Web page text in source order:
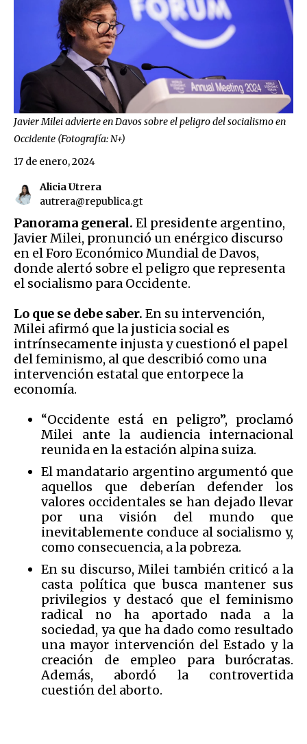
Javier Milei advierte en Davos sobre el peligro del socialismo en
Occidente (Fotografía: N+)
Alicia Utrera
autrera@republica.gt
17 de enero, 2024
Panorama general. El presidente argentino,
Javier Milei, pronunció un enérgico discurso
en el Foro Económico Mundial de Davos,
donde alertó sobre el peligro que representa
el socialismo para Occidente.
Lo que se debe saber. En su intervención,
Milei afirmó que la justicia social es
intrínsecamente injusta y cuestionó el papel
del feminismo, al que describió como una
intervención estatal que entorpece la
economía.
“Occidente está en peligro”, proclamó
Milei ante la audiencia internacional
reunida en la estación alpina suiza.
El mandatario argentino argumentó que
aquellos que deberían defender los
valores occidentales se han dejado llevar
por una visión del mundo que
inevitablemente conduce al socialismo y,
como consecuencia, a la pobreza.
En su discurso, Milei también criticó a la
casta política que busca mantener sus
privilegios y destacó que el feminismo
radical no ha aportado nada a la
sociedad, ya que ha dado como resultado
una mayor intervención del Estado y la
creación de empleo para burócratas.
Además, abordó la controvertida
cuestión del aborto.